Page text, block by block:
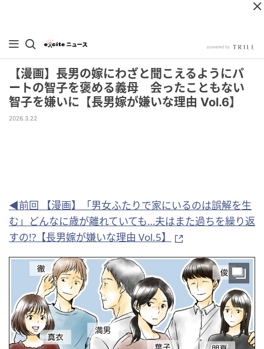
【漫画】長男の嫁にわざと聞こえるようにパ
ートの智子を褒める義母 会ったこともない
智子を嫌いに【長男嫁が嫌いな理由 Vol.6】
2026.3.22
◀前回 【漫画】「男女ふたりで家にいるのは誤解を生
む」どんなに歳が離れていても…夫はまた過ちを繰り返
すの!?【長男嫁が嫌いな理由 Vol.5】